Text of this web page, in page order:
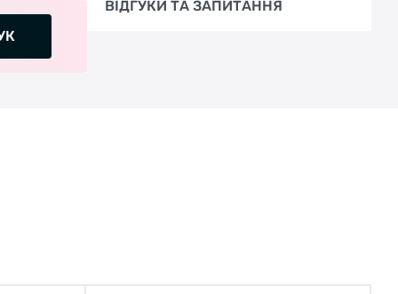
ВІДГУКИ ТА ЗАПИТАННЯ